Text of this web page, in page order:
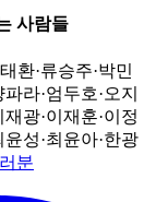
사람들
환·류승주·박민
파라·엄두호·오지
재광·이재훈·이정
윤성·최윤아·한광
분